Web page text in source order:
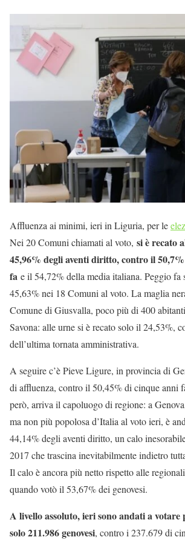
Affluenza ai minimi, ieri in Liguria, per le
Nei 20 Comuni chiamati al voto, si è recato
45,96% degli aventi diritto, contro il
fa e il 54,72% della media italiana. Peggio
45,63% nei 18 Comuni al voto. La maglia
Comune di Giusvalla, poco più di 400
Savona: alle urne si è recato solo il 24,53%,
dell’ultima tornata amministrativa.
A seguire c’è Pieve Ligure, in provincia di
di affluenza, contro il 50,45% di cinque anni
però, arriva il capoluogo di regione: a
ma non più popolosa d’Italia al voto ieri, è
44,14% degli aventi diritto, un calo
2017 che trascina inevitabilmente indietro
Il calo è ancora più netto rispetto alle
quando votò il 53,67% dei genovesi.
A livello assoluto, ieri sono andati a votare
solo 211.986 genovesi, contro i 237.679 di